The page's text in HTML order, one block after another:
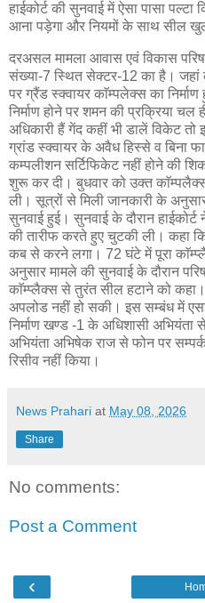
हाईकोर्ट की सुनवाई में ऐसा पासा
आना पड़ेगा और नियमों के साथ सील
दरअसल मामला आवास एवं विकास
संख्या-7 स्थित सेक्टर-12 का है।
पर ग्रैंड स्क्वायर काॅम्पलेक्स का
निर्माण होने पर शमन की प्रक्रिया चल
अधिकारी हैं गेंद कहीं भी डालें विकेट तो
ग्रांड स्क्वायर के अवैध हिस्से व बिना
कम्पलीशन सर्टिफिकेट नहीं होने की
शुरू कर दी। बुधवार को उक्त
ली। सूत्रों से मिली जानकारी के
सुनवाई हुई। सुनवाई के दौरान
की तारीफ करते हुए चुटकी ली। कहा कि
कब से करने लगा। 72 घंटे में पूरा
अनुसार मामले की सुनवाई के दौरान
काॅम्प्लैक्स से तुरंत सील हटाने को
अपलोड नहीं हो सकी। इस सम्बंध में
निर्माण खण्ड -1 के अधिशासी
अभियंता अभिषेक राज से फोन पर
रिसीव नहीं किया।
News Prahari at May 08, 2026
Share
No comments:
Post a Comment
‹